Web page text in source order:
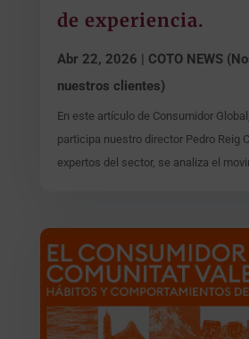
de experiencia.
Abr 22, 2026 | COTO NEWS
nuestros clientes)
En este artículo de Consumidor
participa nuestro director Pedro Reig
expertos del sector, se analiza el